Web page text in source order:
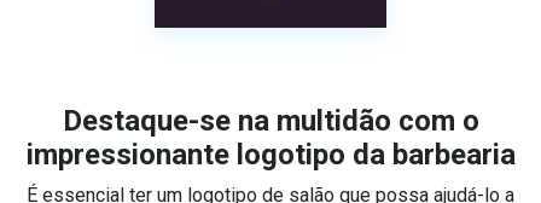
Destaque-se na multidão com o
impressionante logotipo da barbearia
É essencial ter um logotipo de salão que possa ajudá-lo a